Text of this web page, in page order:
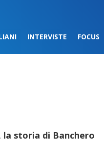
INTERVISTE FOCUS
la storia di Banchero